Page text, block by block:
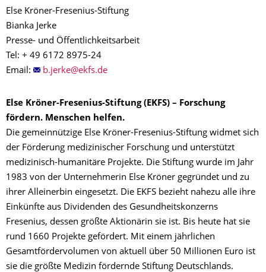
Else Kröner-Fresenius-Stiftung
Bianka Jerke
Presse- und Öffentlichkeitsarbeit
Tel: + 49 6172 8975-24
Email:
Else Kröner-Fresenius-Stiftung (EKFS) – Forschung
fördern. Menschen helfen.
Die gemeinnützige Else Kröner-Fresenius-Stiftung widmet sich
der Förderung medizinischer Forschung und unterstützt
medizinisch-humanitäre Projekte. Die Stiftung wurde im Jahr
1983 von der Unternehmerin Else Kröner gegründet und zu
ihrer Alleinerbin eingesetzt. Die EKFS bezieht nahezu alle ihre
Einkünfte aus Dividenden des Gesundheitskonzerns
Fresenius, dessen größte Aktionärin sie ist. Bis heute hat sie
rund 1660 Projekte gefördert. Mit einem jährlichen
Gesamtfördervolumen von aktuell über 50 Millionen Euro ist
sie die größte Medizin fördernde Stiftung Deutschlands.